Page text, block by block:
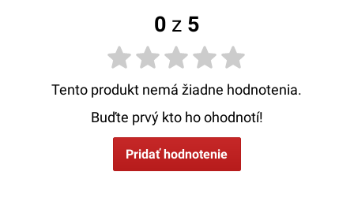
0 z 5
Tento produkt nemá žiadne hodnotenia.
Buďte prvý kto ho ohodnotí!
Pridať hodnotenie